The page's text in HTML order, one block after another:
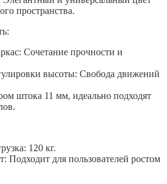
пространства.
Сочетание прочности и
высоты: Свобода движений
штока 11 мм, идеально подходят
120 кг.
Подходит для пользователей ростом